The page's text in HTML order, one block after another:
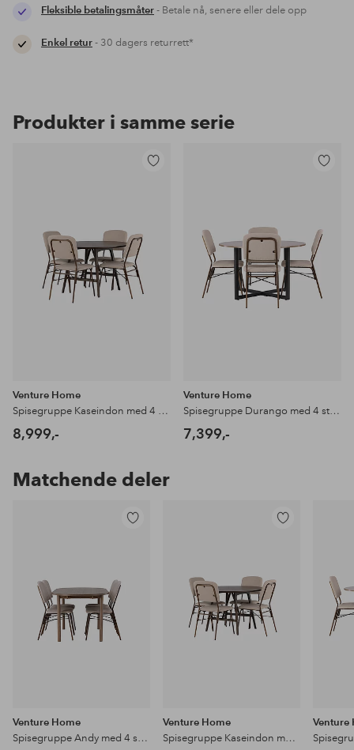
Fleksible betalingsmåter- Betale nå, senere eller dele opp
Enkel retur- 30 dagers returrett*
Produkter i samme serie
Venture Home
Spisegruppe Kaseindon med 4 stk stoler Seda
8,999,-
Venture Home
Spisegruppe Durango med 4 stk stoler Seda
7,399,-
Matchende deler
Venture Home
Spisegruppe Andy med 4 stk stoler Seda
Venture Home
Spisegruppe Kaseindon med 4 stk stoler Seda
Venture